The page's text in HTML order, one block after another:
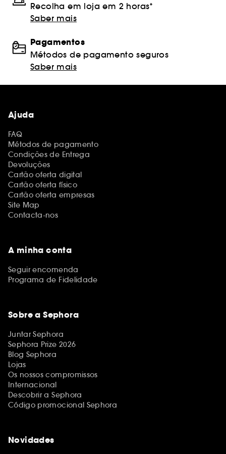
Recolha em loja em 2 horas*
Saber mais
Pagamentos
Métodos de pagamento seguros
Saber mais
Ajuda
FAQ
Métodos de pagamento
Condições de Entrega
Devoluções
Cartão oferta digital
Cartão oferta físico
Cartão oferta empresas
Site Map
Contacta-nos
A minha conta
Seguir encomenda
Programa de Fidelidade
Sobre a Sephora
Juntar Sephora
Sephora Prize 2026
Blog Sephora
Lojas
Os nossos compromissos
Internacional
Descobrir a Sephora
Código promocional Sephora
Novidades